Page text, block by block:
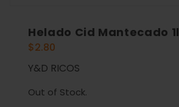
Helado Cid Mantecado 1l
$2.80
Y&D RICOS
Out of Stock.